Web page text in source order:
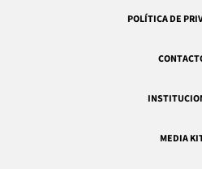
POLÍTICA DE
MEDIA